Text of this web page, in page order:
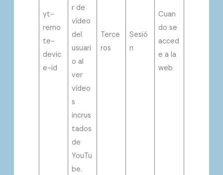
yt-
remo
te-
devic
e-id
r de
vídeo
del
usuari
o al
ver
vídeo
s
incrus
tados
de
YouTu
be.
Terce
ros
Sesió
n
Cuan
do se
acced
e a la
web